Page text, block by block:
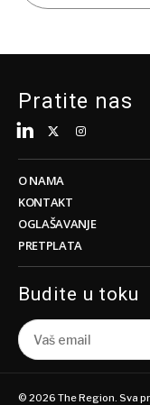
Pratite nas
O NAMA
KONTAKT
OGLAŠAVANJE
PRETPLATA
Budite u toku
© 2026 The Region. Sva